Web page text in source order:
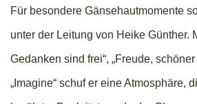
Für besondere Gänsehautmomente
unter der Leitung von Heike Günther.
Gedanken sind frei“, „Freude,
„Imagine“ schuf er eine Atmosphäre,